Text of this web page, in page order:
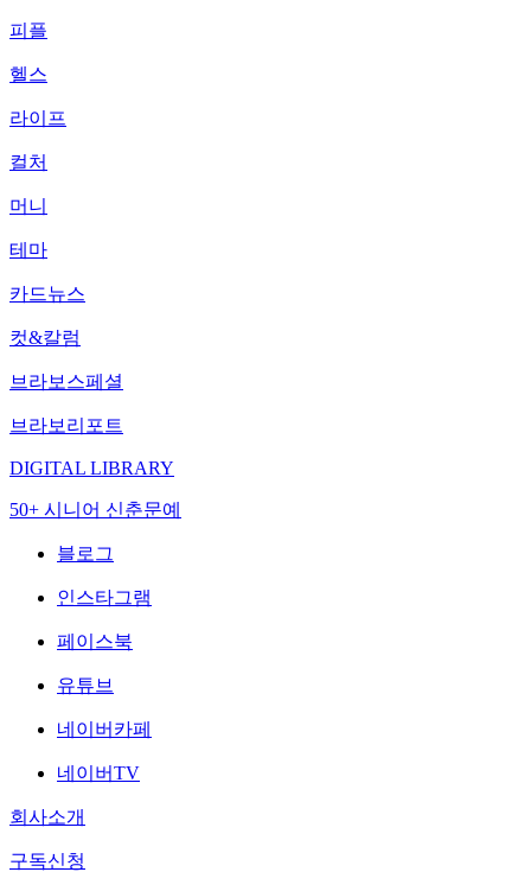
피플
헬스
라이프
컬처
머니
테마
카드뉴스
컷&칼럼
브라보스페셜
브라보리포트
DIGITAL LIBRARY
50+ 시니어 신춘문예
블로그
인스타그램
페이스북
유튜브
네이버카페
네이버TV
회사소개
구독신청